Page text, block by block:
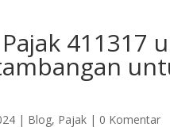
411317
| Blog, Pajak | 0 Komentar